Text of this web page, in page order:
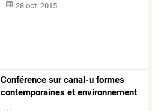
28 oct. 2015
Conférence sur canal-u formes
contemporaines et environnement